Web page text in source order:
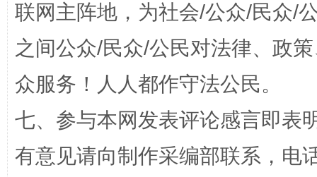
“蜀中异人”王建安的艺术幻境
联网主阵地，为社会/公众/民众/
之间公众/民众/公民对法律、政
众服务！人人都作守法公民。
七、参与本网发表评论感言即表
有意见请向制作采编部联系，电